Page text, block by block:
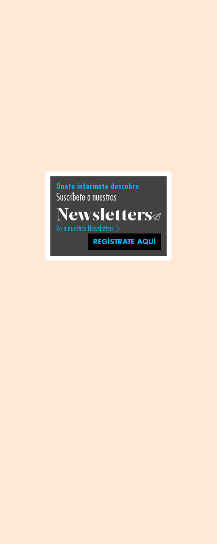
Únete infórmate descubre
Suscríbete a nuestros
Newsletters
Ve a nuestros Newsletters
REGÍSTRATE AQUÍ